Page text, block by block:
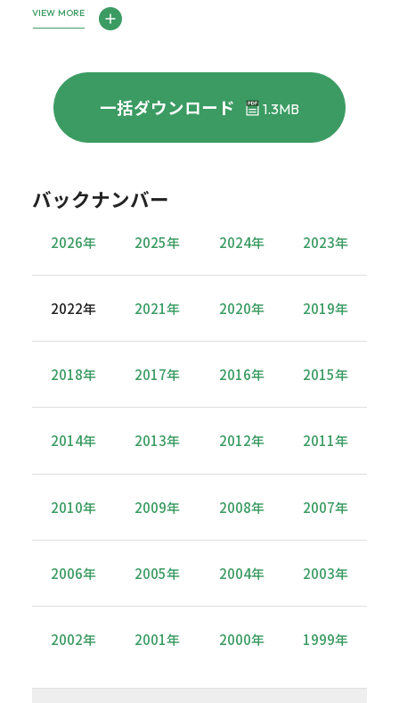
VIEW MORE
一括ダウンロード 1.3MB
バックナンバー
2026年 2025年 2024年 2023年
2022年 2021年 2020年 2019年
2018年 2017年 2016年 2015年
2014年 2013年 2012年 2011年
2010年 2009年 2008年 2007年
2006年 2005年 2004年 2003年
2002年 2001年 2000年 1999年